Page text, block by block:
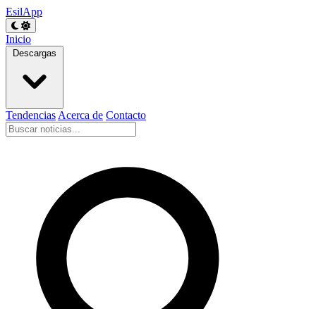
EsilApp
Inicio
Descargas
Tendencias Acerca de Contacto